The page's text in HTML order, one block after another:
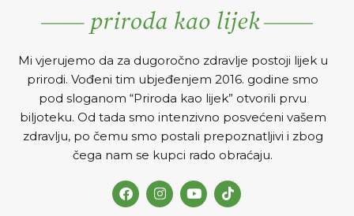
Mi vjerujemo da za dugoročno zdravlje postoji lijek u
prirodi. Vođeni tim ubjeđenjem 2016. godine smo
pod sloganom “Priroda kao lijek” otvorili prvu
biljoteku. Od tada smo intenzivno posvećeni vašem
zdravlju, po čemu smo postali prepoznatljivi i zbog
čega nam se kupci rado obraćaju.